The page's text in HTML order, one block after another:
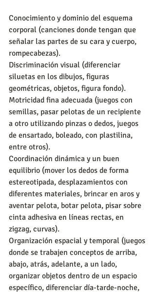
Conocimiento y dominio del esquema
corporal (canciones donde tengan que
señalar las partes de su cara y cuerpo,
rompecabezas).
Discriminación visual (diferenciar
siluetas en los dibujos, figuras
geométricas, objetos, figura fondo).
Motricidad fina adecuada (juegos con
semillas, pasar pelotas de un recipiente
a otro utilizando pinzas o dedos, juegos
de ensartado, boleado, con plastilina,
entre otros).
Coordinación dinámica y un buen
equilibrio (mover los dedos de forma
estereotipada, desplazamientos con
diferentes materiales, brincar en aros y
aventar pelota, botar pelota, pisar sobre
cinta adhesiva en líneas rectas, en
zigzag, curvas).
Organización espacial y temporal (juegos
donde se trabajen conceptos de arriba,
abajo, atrás, adelante, a un lado,
organizar objetos dentro de un espacio
específico, diferenciar día-tarde-noche,